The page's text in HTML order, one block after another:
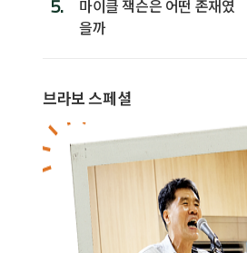
5.
마이클 잭슨은 어떤 존재였
을까
브라보 스페셜